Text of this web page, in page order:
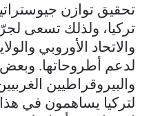
تحقيق توازن
تركيا، ولذلك تسعى
والاتحاد الأوروبي
لدعم أطروحاتها.
والبيروقراطيين
لتركيا يساهمون في هذا